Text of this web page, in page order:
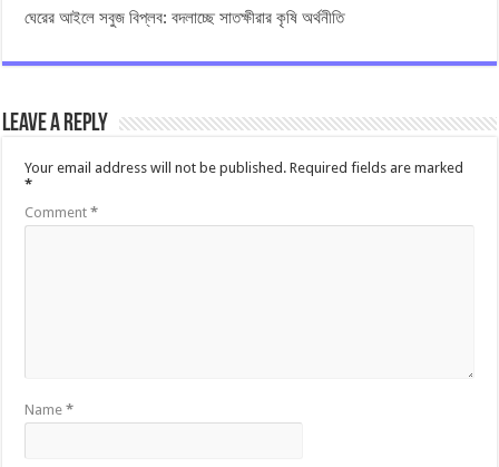
ঘেরের আইলে সবুজ বিপ্লব: বদলাচ্ছে সাতক্ষীরার কৃষি অর্থনীতি
Leave a Reply
Your email address will not be published. Required fields are marked
*
Comment*
Name*